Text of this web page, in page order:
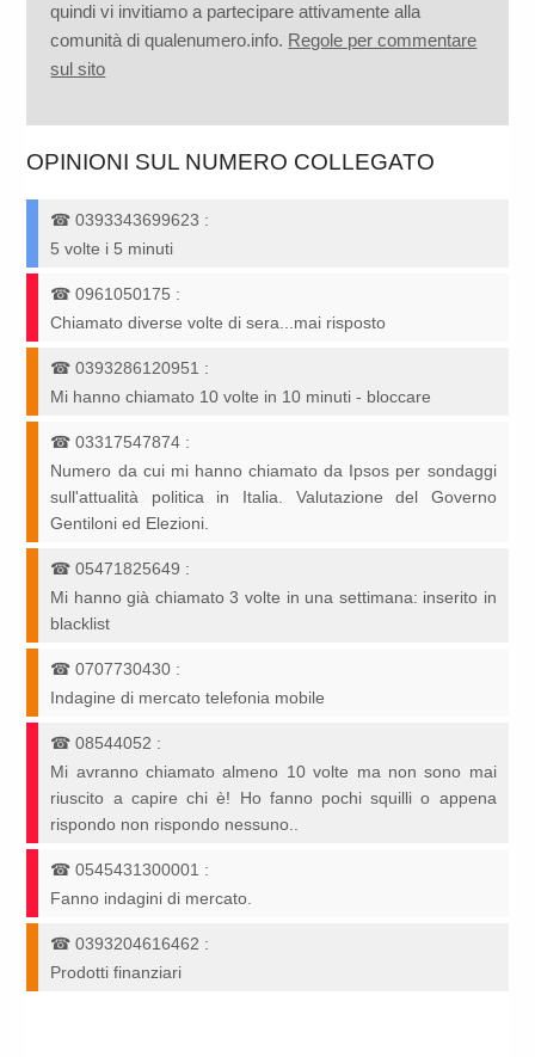
quindi vi invitiamo a partecipare attivamente alla
comunità di qualenumero.info. Regole per commentare
sul sito
OPINIONI SUL NUMERO COLLEGATO
☎0393343699623 :
5 volte i 5 minuti
☎0961050175 :
Chiamato diverse volte di sera...mai risposto
☎0393286120951 :
Mi hanno chiamato 10 volte in 10 minuti - bloccare
☎03317547874 :
Numero da cui mi hanno chiamato da Ipsos per sondaggi
sull'attualità politica in Italia. Valutazione del Governo
Gentiloni ed Elezioni.
☎05471825649 :
Mi hanno già chiamato 3 volte in una settimana: inserito in
blacklist
☎0707730430 :
Indagine di mercato telefonia mobile
☎08544052 :
Mi avranno chiamato almeno 10 volte ma non sono mai
riuscito a capire chi è! Ho fanno pochi squilli o appena
rispondo non rispondo nessuno..
☎0545431300001 :
Fanno indagini di mercato.
☎0393204616462 :
Prodotti finanziari